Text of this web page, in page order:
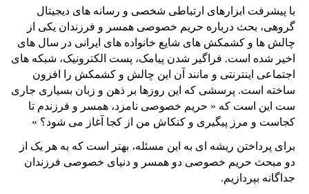
با پیشرفت ابزارهای ارتباطی شخصی و رسانه های دیجیتال
گروهی، بحث درباره حریم خصوصی همسر و فرزندان یکی از
چالش ها و کشمکش های شایع خانواده های ایرانی در سال های
اخیر شده است. فراگیر شدن پیامک، پست الکترونیک، شبکه های
اجتماعی اینترنتی و مانند آن این چالش و کشمکش را افزون
ساخته است. پرسشی که این روزها بر ذهن و زبان بسیاری جاری
ست این است که « حریم خصوصی نامزد، همسر و فرزندم تا
کجاست و مرز پیگیری و کنکاش من از کجا آغاز می شود؟ »
برای پرداختن ریشه ای به این مسئله، بهتر است که به هر یک از
دو مبحث حریم خصوصی دو همسر و دنیای خصوصی فرزندان
جداگانه بپردازیم.